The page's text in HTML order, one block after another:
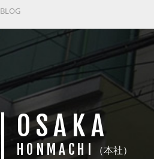
BLOG
OSAKA
HONMACHI （本社）